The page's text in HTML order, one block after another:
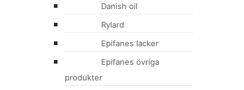
Danish oil
Rylard
Epifanes lacker
Epifanes övriga
produkter